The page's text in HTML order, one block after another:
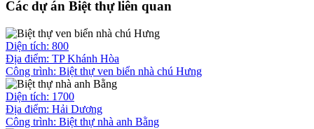
Các dự án Biệt thự liên quan
Diện tích: 800
Địa điểm: TP Khánh Hòa
Công trình: Biệt thự ven biển nhà chú Hưng
Diện tích: 1700
Địa điểm: Hải Dương
Công trình: Biệt thự nhà anh Bằng